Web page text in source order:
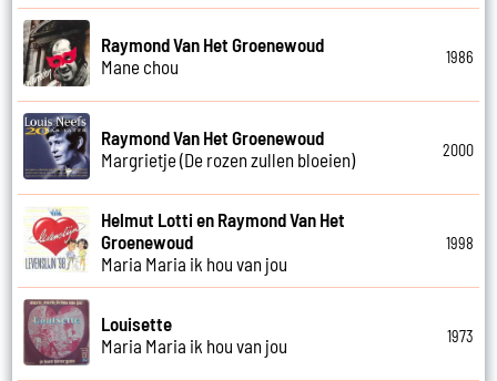
Raymond Van Het Groenewoud
Mane chou
1986
Raymond Van Het Groenewoud
Margrietje (De rozen zullen bloeien)
2000
Helmut Lotti en Raymond Van Het
Groenewoud
Maria Maria ik hou van jou
1998
Louisette
Maria Maria ik hou van jou
1973